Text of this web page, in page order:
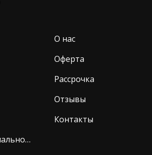
Политика конфиденциальности
О нас
Оферта
Рассрочка
Отзывы
Контакты